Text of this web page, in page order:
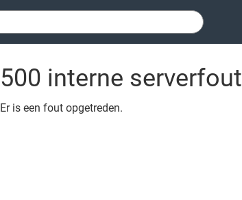
500 interne serverfout
Er is een fout opgetreden.